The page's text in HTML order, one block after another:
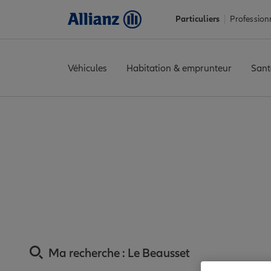
Particuliers
Véhicules Habitation & emprunteur
Ma recherche : Le Beausset